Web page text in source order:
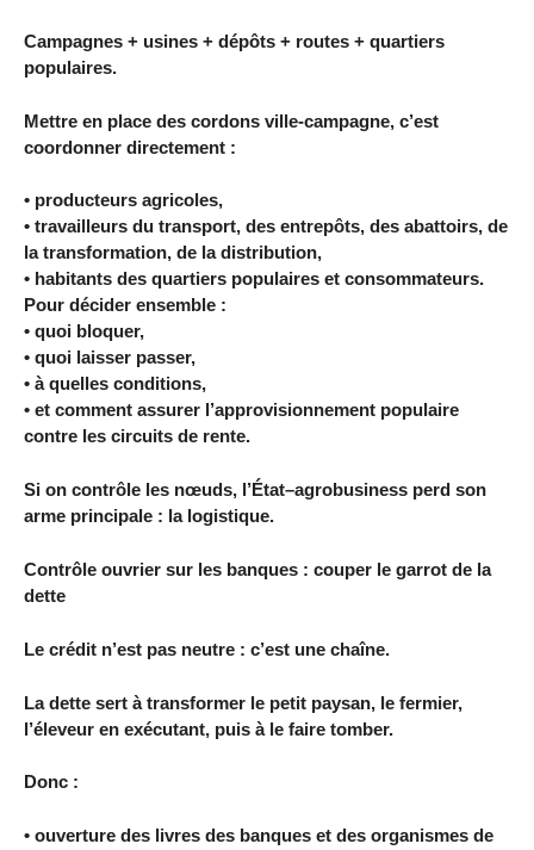
Campagnes + usines + dépôts + routes + quartiers
populaires.
Mettre en place des cordons ville-campagne, c’est
coordonner directement :
• producteurs agricoles,
• travailleurs du transport, des entrepôts, des abattoirs, de
la transformation, de la distribution,
• habitants des quartiers populaires et consommateurs.
Pour décider ensemble :
• quoi bloquer,
• quoi laisser passer,
• à quelles conditions,
• et comment assurer l’approvisionnement populaire
contre les circuits de rente.
Si on contrôle les nœuds, l’État–agrobusiness perd son
arme principale : la logistique.
Contrôle ouvrier sur les banques : couper le garrot de la
dette
Le crédit n’est pas neutre : c’est une chaîne.
La dette sert à transformer le petit paysan, le fermier,
l’éleveur en exécutant, puis à le faire tomber.
Donc :
• ouverture des livres des banques et des organismes de